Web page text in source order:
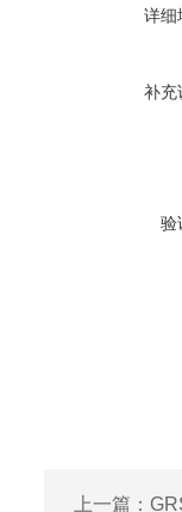
详细
补充
验
上一篇：